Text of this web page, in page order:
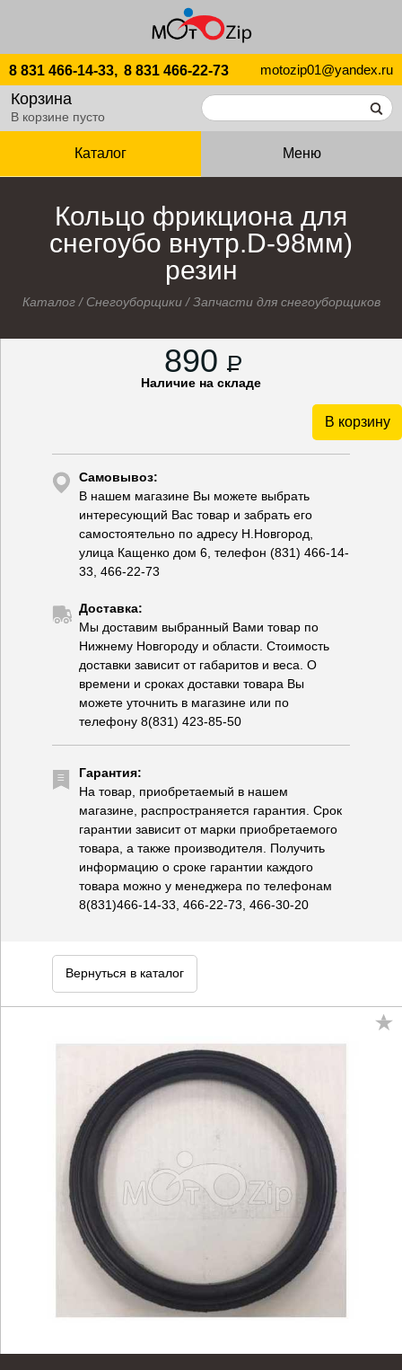
8 831 466-14-33, 8 831 466-22-73 motozip01@yandex.ru
Корзина
В корзине пусто
Каталог Меню
Кольцо фрикциона для
снегоубо внутр.D-98мм)
резин
Каталог/ Снегоуборщики/Запчасти для снегоуборщиков
890 P
Наличие на складе
В корзину
Самовывоз:
В нашем магазине Вы можете выбрать
интересующий Вас товар и забрать его
самостоятельно по адресу Н.Новгород,
улица Кащенко дом 6, телефон (831) 466-14-
33, 466-22-73
Доставка:
Мы доставим выбранный Вами товар по
Нижнему Новгороду и области. Стоимость
доставки зависит от габаритов и веса. О
времени и сроках доставки товара Вы
можете уточнить в магазине или по
телефону 8(831) 423-85-50
Гарантия:
На товар, приобретаемый в нашем
магазине, распространяется гарантия. Срок
гарантии зависит от марки приобретаемого
товара, а также производителя. Получить
информацию о сроке гарантии каждого
товара можно у менеджера по телефонам
8(831)466-14-33, 466-22-73, 466-30-20
Вернуться в каталог